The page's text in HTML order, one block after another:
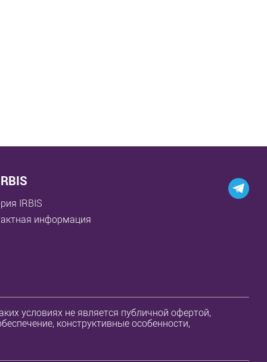
IRBIS
информация
условиях не является публичной офертой,
конструктивные особенности,